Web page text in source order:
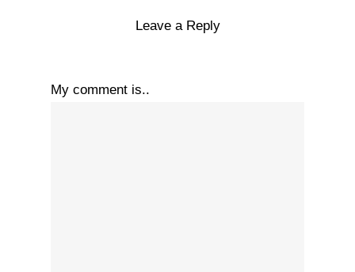
Leave a Reply
My comment is..